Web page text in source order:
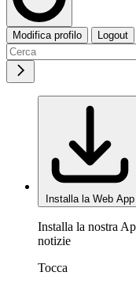
Modifica profilo Logout
Installa la Web App
Installa la nostra
notizie
Tocca